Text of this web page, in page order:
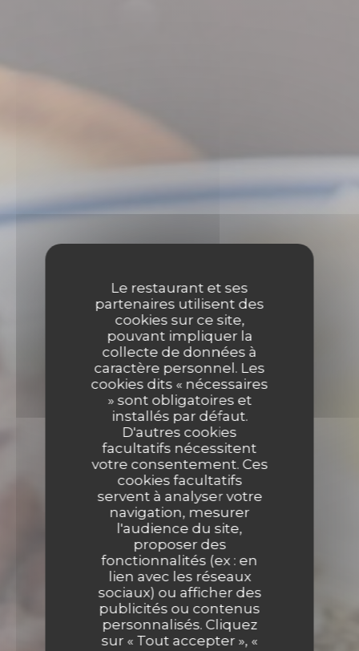
Le restaurant et ses
partenaires utilisent des
cookies sur ce site,
pouvant impliquer la
collecte de données à
caractère personnel. Les
cookies dits « nécessaires
» sont obligatoires et
installés par défaut.
D'autres cookies
facultatifs nécessitent
votre consentement. Ces
cookies facultatifs
servent à analyser votre
navigation, mesurer
l'audience du site,
proposer des
fonctionnalités (ex : en
lien avec les réseaux
sociaux) ou afficher des
publicités ou contenus
personnalisés. Cliquez
sur « Tout accepter », «
GASTRONOMIE HELLÉNIQUE• PARIS
Apollon